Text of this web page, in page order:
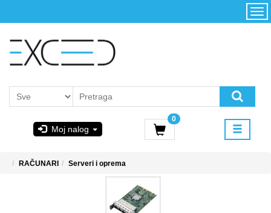
Moj nalog
0
Početna
korišćenja i
RAČUNARI Serveri i oprema